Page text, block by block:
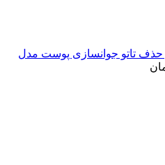
حذف تاتو جوانسازی پوست مدل